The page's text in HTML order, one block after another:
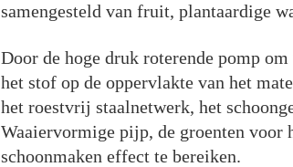
samengesteld van fruit, plantaardige
Door de hoge druk roterende pomp
het stof op de oppervlakte van het
het roestvrij staalnetwerk, het
Waaiervormige pijp, de groenten voor
schoonmaken effect te bereiken.